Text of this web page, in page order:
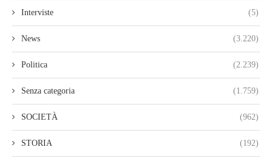
Interviste (5)
News (3.220)
Politica (2.239)
Senza categoria (1.759)
SOCIETÀ (962)
STORIA (192)